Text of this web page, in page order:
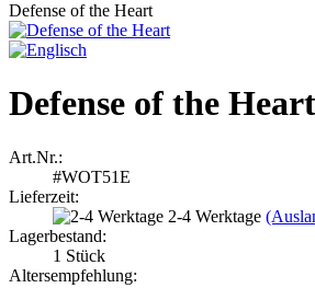
Defense of the Heart
Defense of the Heart
Art.Nr.:
#WOT51E
Lieferzeit:
2-4 Werktage
Lagerbestand:
1 Stück
Altersempfehlung: